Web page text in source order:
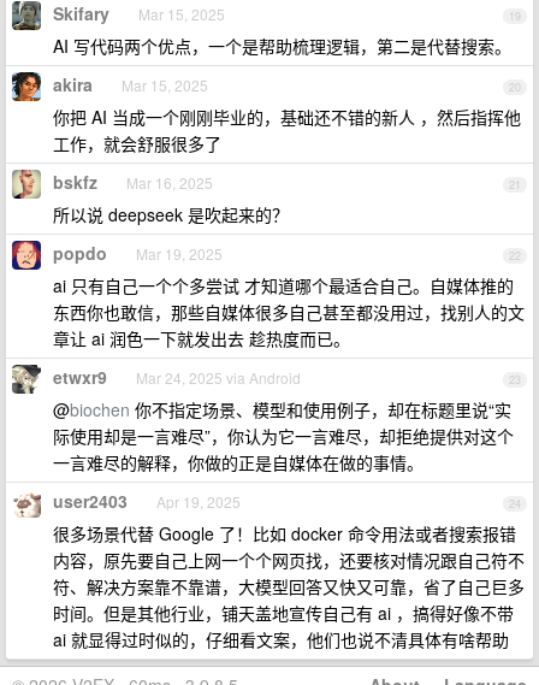
19
Skifary Mar 15, 2025
AI 写代码两个优点，一个是帮助梳理逻辑，第二是代替搜索。
20
akira Mar 15, 2025
你把 AI 当成一个刚刚毕业的，基础还不错的新人 ，然后指挥他
工作，就会舒服很多了
21
bskfz Mar 16, 2025
所以说 deepseek 是吹起来的？
22
popdo Mar 19, 2025
ai 只有自己一个个多尝试 才知道哪个最适合自己。自媒体推的
东西你也敢信，那些自媒体很多自己甚至都没用过，找别人的文
章让 ai 润色一下就发出去 趁热度而已。
23
etwxr9 Mar 24, 2025 via Android
@biochen 你不指定场景、模型和使用例子，却在标题里说“实
际使用却是一言难尽”，你认为它一言难尽，却拒绝提供对这个
一言难尽的解释，你做的正是自媒体在做的事情。
24
user2403 Apr 19, 2025
很多场景代替 Google 了！比如 docker 命令用法或者搜索报错
内容，原先要自己上网一个个网页找，还要核对情况跟自己符不
符、解决方案靠不靠谱，大模型回答又快又可靠，省了自己巨多
时间。但是其他行业，铺天盖地宣传自己有 ai ，搞得好像不带
ai 就显得过时似的，仔细看文案，他们也说不清具体有啥帮助